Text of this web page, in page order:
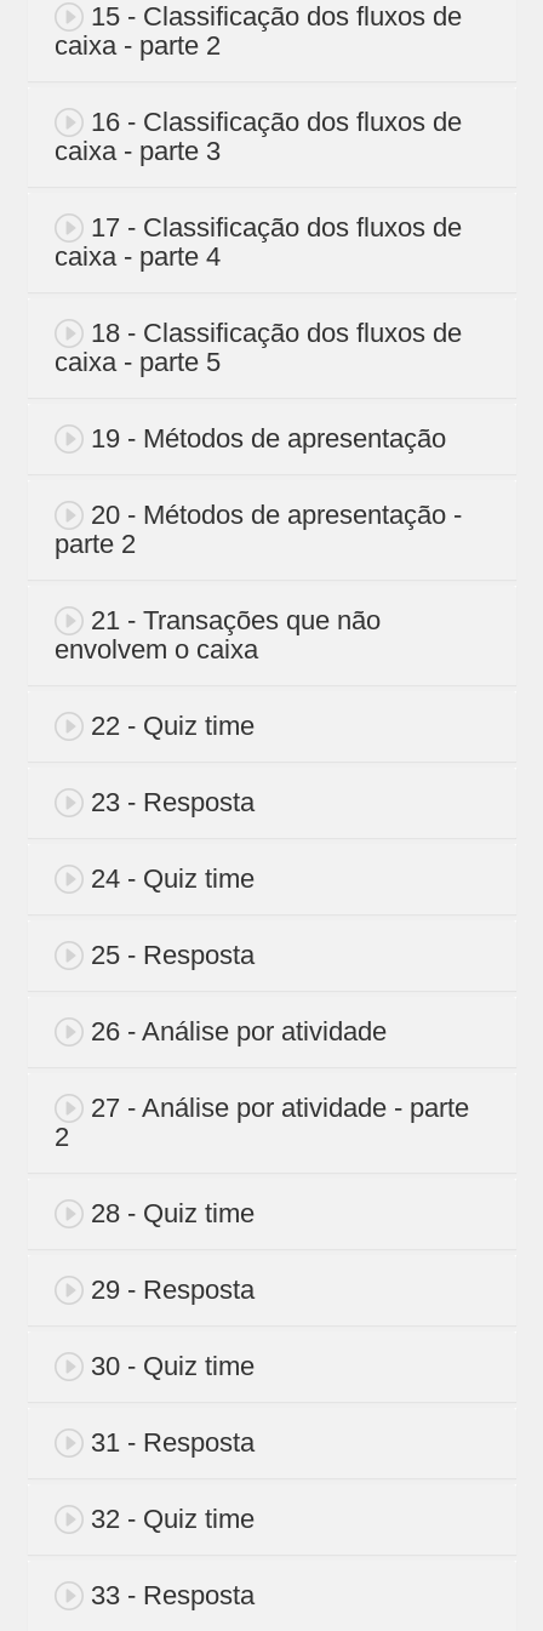
15 - Classificação dos fluxos de
caixa - parte 2
16 - Classificação dos fluxos de
caixa - parte 3
17 - Classificação dos fluxos de
caixa - parte 4
18 - Classificação dos fluxos de
caixa - parte 5
19 - Métodos de apresentação
20 - Métodos de apresentação -
parte 2
21 - Transações que não
envolvem o caixa
22 - Quiz time
23 - Resposta
24 - Quiz time
25 - Resposta
26 - Análise por atividade
27 - Análise por atividade - parte
2
28 - Quiz time
29 - Resposta
30 - Quiz time
31 - Resposta
32 - Quiz time
33 - Resposta